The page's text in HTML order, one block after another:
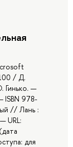
/ Д.
Гинько. —
ISBN 978-
// Лань :
URL:
для